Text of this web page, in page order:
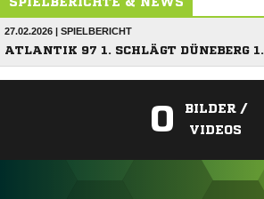
27.02.2026 | SPIELBERICHT
ATLANTIK 97 1. SCHLÄGT DÜNEBERG 1.
0
BILDER /
VIDEOS